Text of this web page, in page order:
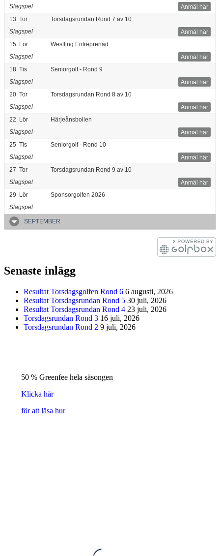
Anmäl här
Slagspel
13 Tor
Torsdagsrundan Rond 7 av 10
Anmäl här
Slagspel
15 Lör
Westling Entreprenad
Anmäl här
Slagspel
18 Tis
Seniorgolf - Rond 9
Anmäl här
Slagspel
20 Tor
Torsdagsrundan Rond 8 av 10
Anmäl här
Slagspel
22 Lör
Härjeånsbollen
Anmäl här
Slagspel
25 Tis
Seniorgolf - Rond 10
Anmäl här
Slagspel
27 Tor
Torsdagsrundan Rond 9 av 10
Anmäl här
Slagspel
29 Lör
Sponsorgolfen 2026
Slagspel
SEPTEMBER
Senaste inlägg
Resultat Torsdagsgolfen Rond 6 6 augusti, 2026
Resultat Torsdagsrundan Rond 5 30 juli, 2026
Resultat Torsdagsrundan Rond 4 23 juli, 2026
Torsdagsrundan Rond 3 16 juli, 2026
Torsdagsrundan Rond 2 9 juli, 2026
50 % Greenfee hela säsongen
Klicka här
för att läsa hur